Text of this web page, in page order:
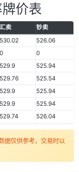
价表
汇卖
钞卖
530.02
526.06
0
0
529.9
525.94
529.76
525.54
529.9
525.94
529.9
525.94
529.74 526.04
据仅供参考，交易时以